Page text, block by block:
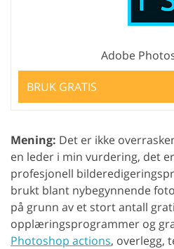
Adobe
BRUK GRATIS
Mening: Det er ikke
en leder i min vurdering, det
profesjonell
brukt blant nybegynnende
på grunn av et stort antall
opplæringsprogrammer og
Photoshop actions, overlegg,